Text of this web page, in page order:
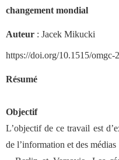
changement mondial
Auteur : Jacek Mikucki
https://doi.org/10.1515/omgc-
Résumé
Objectif
L’objectif de ce travail est
de l’information et des